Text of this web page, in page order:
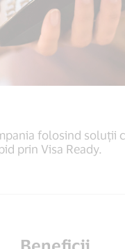
folosind soluții
prin Visa Ready.